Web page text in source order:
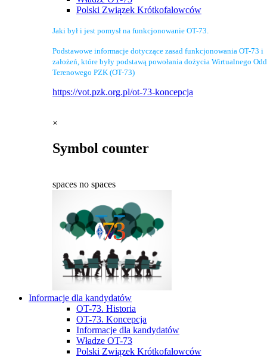
Polski Związek Krótkofalowców
Jaki był i jest pomysł na funkcjonowanie OT-73.
Podstawowe informacje dotyczące zasad funkcjonowania OT-73 i
założeń, które były podstawą powołania dożycia Wirtualnego
Terenowego PZK (OT-73)
https://vot.pzk.org.pl/ot-73-koncepcja
×
Symbol counter
spaces no spaces
Informacje dla kandydatów
OT-73. Historia
OT-73. Koncepcja
Informacje dla kandydatów
Władze OT-73
Polski Związek Krótkofalowców